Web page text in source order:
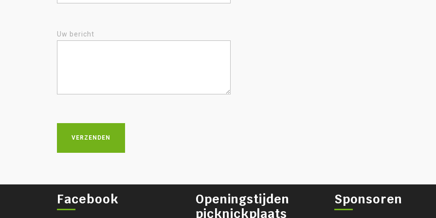
Uw bericht
Facebook
Openingstijden
picknickplaats
Sponsoren